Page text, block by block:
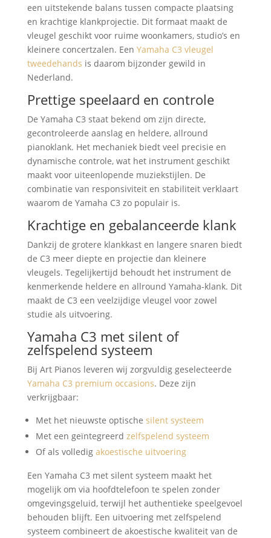
een uitstekende balans tussen compacte plaatsing
en krachtige klankprojectie. Dit formaat maakt de
vleugel geschikt voor ruime woonkamers, studio’s en
kleinere concertzalen. Een Yamaha C3 vleugel
tweedehands is daarom bijzonder gewild in
Nederland.
Prettige speelaard en controle
De Yamaha C3 staat bekend om zijn directe,
gecontroleerde aanslag en heldere, allround
pianoklank. Het mechaniek biedt veel precisie en
dynamische controle, wat het instrument geschikt
maakt voor uiteenlopende muziekstijlen. De
combinatie van responsiviteit en stabiliteit verklaart
waarom de Yamaha C3 zo populair is.
Krachtige en gebalanceerde klank
Dankzij de grotere klankkast en langere snaren biedt
de C3 meer diepte en projectie dan kleinere
vleugels. Tegelijkertijd behoudt het instrument de
kenmerkende heldere en allround Yamaha-klank. Dit
maakt de C3 een veelzijdige vleugel voor zowel
studie als uitvoering.
Yamaha C3 met silent of
zelfspelend systeem
Bij Art Pianos leveren wij zorgvuldig geselecteerde
Yamaha C3 premium occasions. Deze zijn
verkrijgbaar:
Met het nieuwste optische silent systeem
Met een geïntegreerd zelfspelend systeem
Of als volledig akoestische uitvoering
Een Yamaha C3 met silent systeem maakt het
mogelijk om via hoofdtelefoon te spelen zonder
omgevingsgeluid, terwijl het authentieke speelgevoel
behouden blijft. Een uitvoering met zelfspelend
systeem combineert de akoestische kwaliteit van de